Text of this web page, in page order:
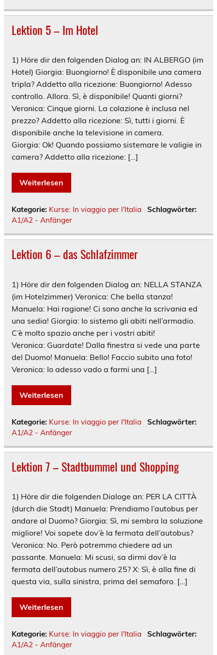
Lektion 5 – Im Hotel
1) Höre dir den folgenden Dialog an: IN ALBERGO (im
Hotel) Giorgia: Buongiorno! È disponibile una camera
tripla? Addetto alla ricezione: Buongiorno! Adesso
controllo. Allora. Sì, è disponibile! Quanti giorni?
Veronica: Cinque giorni. La colazione è inclusa nel
prezzo? Addetto alla ricezione: Sì, tutti i giorni. È
disponibile anche la televisione in camera.
Giorgia: Ok! Quando possiamo sistemare le valigie in
camera? Addetto alla ricezione: […]
Weiterlesen
Kategorie: Kurse: In viaggio per l'Italia
Schlagwörter:
A1/A2 - Anfänger
Lektion 6 – das Schlafzimmer
1) Höre dir den folgenden Dialog an: NELLA STANZA
(im Hotelzimmer) Veronica: Che bella stanza!
Manuela: Hai ragione! Ci sono anche la scrivania ed
una sedia! Giorgia: Io sistemo gli abiti nell’armadio.
C’è molto spazio anche per i vostri abiti!
Veronica: Guardate! Dalla finestra si vede una parte
del Duomo! Manuela: Bello! Faccio subito una foto!
Veronica: Io adesso vado a farmi una […]
Weiterlesen
Kategorie: Kurse: In viaggio per l'Italia
Schlagwörter:
A1/A2 - Anfänger
Lektion 7 – Stadtbummel und Shopping
1) Höre dir die folgenden Dialoge an: PER LA CITTÀ
(durch die Stadt) Manuela: Prendiamo l’autobus per
andare al Duomo? Giorgia: Sì, mi sembra la soluzione
migliore! Voi sapete dov’è la fermata dell’autobus?
Veronica: No. Però potremmo chiedere ad un
passante. Manuela: Mi scusi, sa dirmi dov’è la
fermata dell’autobus numero 25? X: Sì, è alla fine di
questa via, sulla sinistra, prima del semaforo. […]
Weiterlesen
Kategorie: Kurse: In viaggio per l'Italia
Schlagwörter:
A1/A2 - Anfänger